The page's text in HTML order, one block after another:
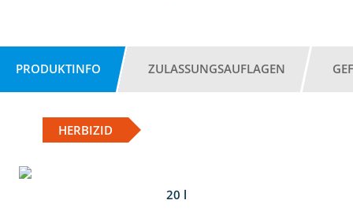
PRODUKTINFO ZULASSUNGSAUFLAGEN
HERBIZID
20 l